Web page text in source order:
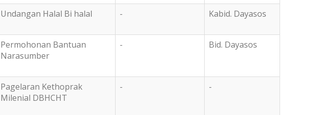
Undangan Halal Bi halal - Kabid. Dayasos
Permohonan Bantuan
Narasumber
- Bid. Dayasos
Pagelaran Kethoprak
Milenial DBHCHT
- -